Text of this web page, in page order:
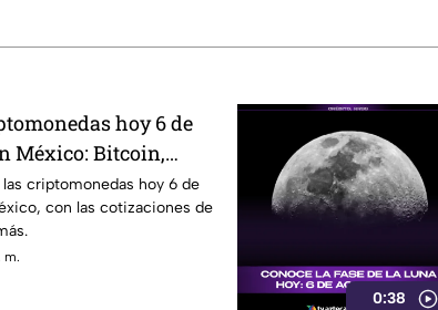
hoy 6 de
México: Bitcoin,
criptomonedas hoy 6 de
con las cotizaciones de
m.
0:38